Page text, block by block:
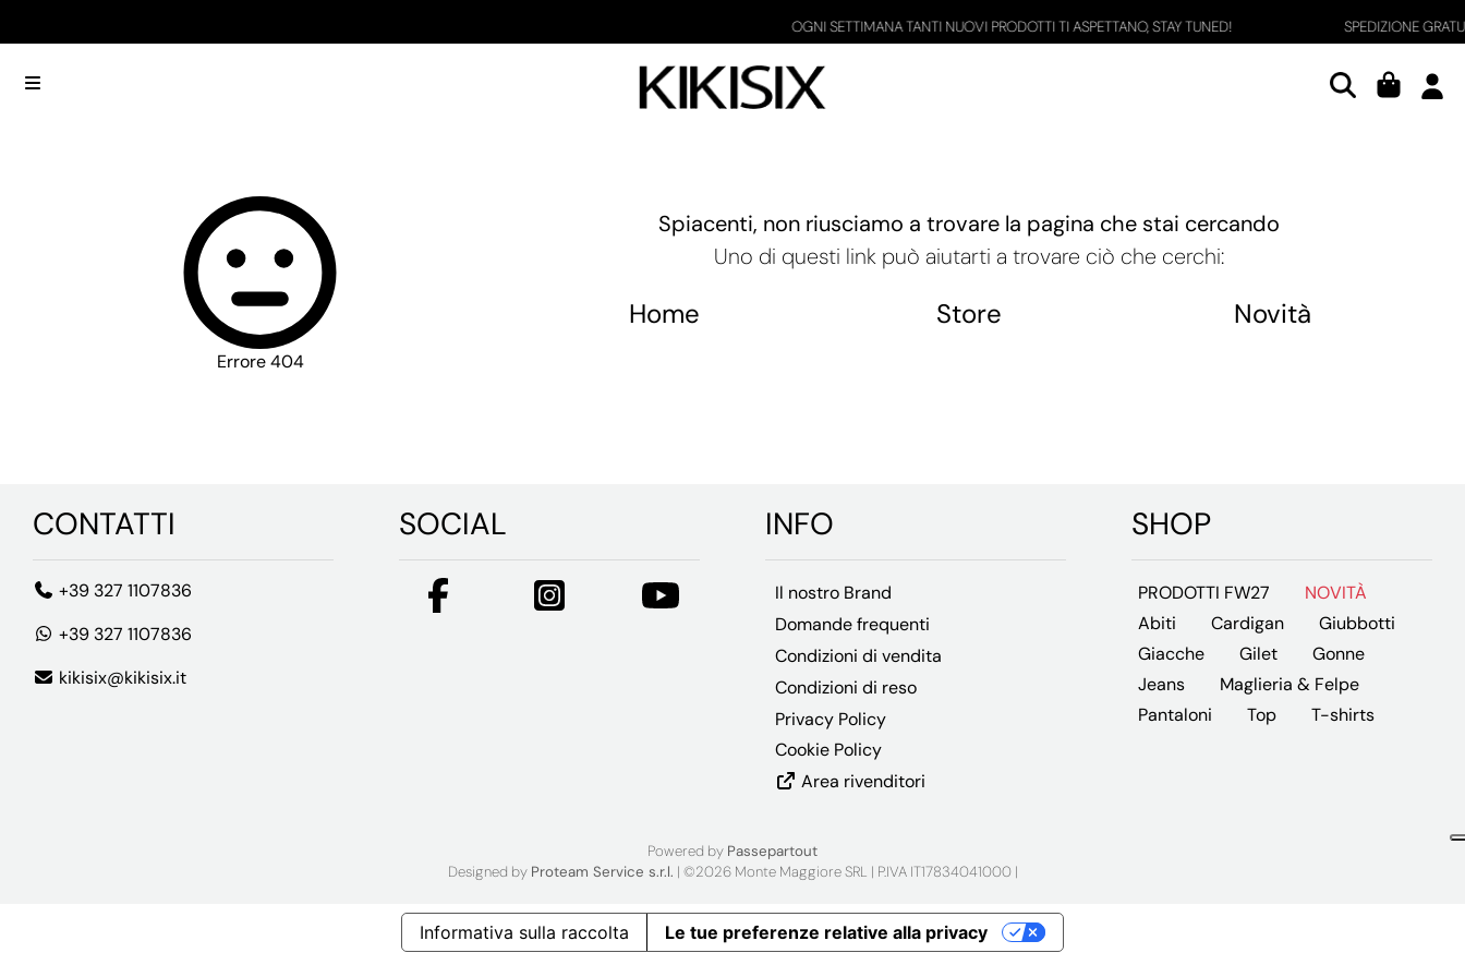
OGNI SETTIMANA TANTI NUOVI PRODOTTI TI ASPETTANO, STAY TUNED! SPEDIZIONE
Errore 404
Spiacenti, non riusciamo a trovare la pagina che stai cercando
Uno di questi link può aiutarti a trovare ciò che cerchi:
Home Store Novità
CONTATTI
+39 327 1107836
+39 327 1107836
kikisix@kikisix.it
SOCIAL INFO
Il nostro Brand
Domande frequenti
Condizioni di vendita
Condizioni di reso
Privacy Policy
Cookie Policy
Area rivenditori
SHOP
PRODOTTI FW27
NOVITÀ
Abiti
Cardigan
Giubbotti
Giacche
Gilet
Gonne
Jeans
Maglieria & Felpe
Pantaloni
Top T-shirts
Powered by Passepartout
Designed by Proteam Service s.r.l. | ©2026 Monte Maggiore SRL | P.IVA IT17834041000 |
Informativa sulla raccolta Le tue preferenze relative alla privacy